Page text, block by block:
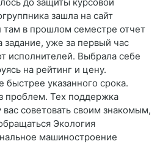
зашла на сайт
там в прошлом семестре отчет
уже за первый час
исполнителей. Выбрала себе
на рейтинг и цену.
указанного срока.
проблем. Тех поддержка
вас советовать своим знакомым,
Экология
машиностроение